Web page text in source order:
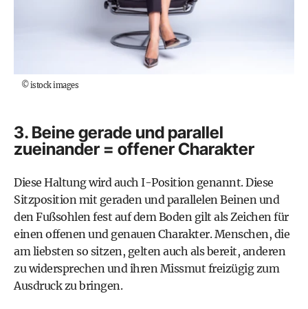
©istock images
3. Beine gerade und parallel
zueinander = offener Charakter
Diese Haltung wird auch I-Position genannt. Diese
Sitzposition mit geraden und parallelen Beinen und
den Fußsohlen fest auf dem Boden gilt als Zeichen für
einen offenen und genauen Charakter. Menschen, die
am liebsten so sitzen, gelten auch als bereit, anderen
zu widersprechen und ihren Missmut freizügig zum
Ausdruck zu bringen.